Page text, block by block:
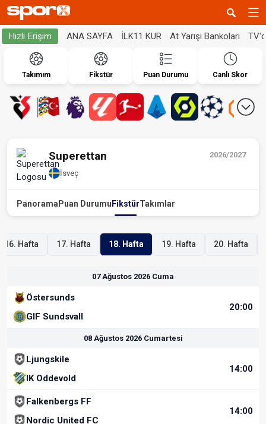
Hızlı Erişim ANA SAYFA İLK11 KUR At Yarışı Bankoları
Takımım Fikstür Puan Durumu Canlı Skor
2026/2027
Superettan
İsveç
Panorama Puan Durumu FikstürTakımlar
16. Hafta 17. Hafta 18. Hafta 19. Hafta 20. Hafta
07 Ağustos 2026 Cuma
Östersunds
GIF Sundsvall
20:00
08 Ağustos 2026 Cumartesi
Ljungskile
IK Oddevold
14:00
Falkenbergs FF
Nordic United FC
14:00